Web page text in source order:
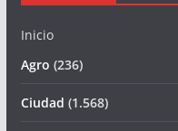
Inicio
Agro (236)
Ciudad (1.568)